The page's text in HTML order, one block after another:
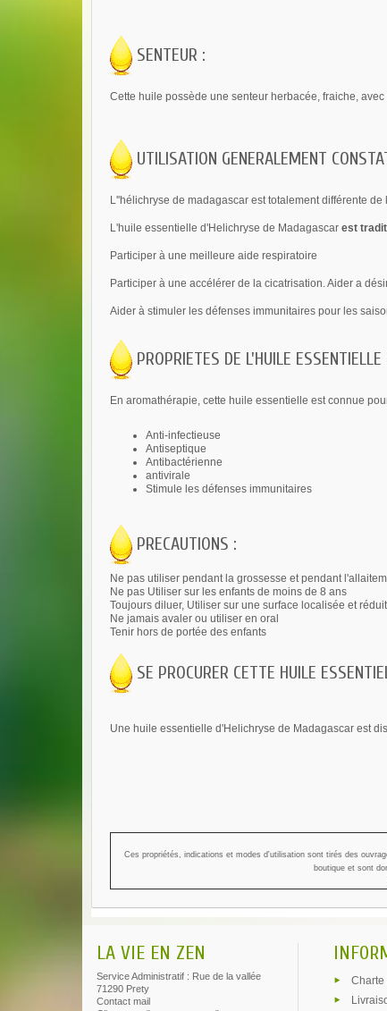
SENTEUR :
Cette huile possède une senteur herbacée, fraiche,
UTILISATION GENERALEMENT
L''hélichryse de madagascar est totalement différente
L'huile essentielle d'Helichryse de Madagascar est
Participer à une meilleure aide respiratoire
Participer à une accélérer de la cicatrisation. Aider a
Aider à stimuler les défenses immunitaires pour les
PROPRIETES DE L'HUILE
En aromathérapie, cette huile essentielle est connue
Anti-infectieuse
Antiseptique
Antibactérienne
antivirale
Stimule les défenses immunitaires
PRECAUTIONS :
Ne pas utiliser pendant la grossesse et pendant
Ne pas Utiliser sur les enfants de moins de 8 ans
Toujours diluer, Utiliser sur une surface localisée et
Ne jamais avaler ou utiliser en oral
Tenir hors de portée des enfants
SE PROCURER CETTE HUILE
Une huile essentielle d'Helichryse de Madagascar est
Ces propriétés, indications et modes d'utilisation sont tirés des
boutique et sont
LA VIE EN ZEN
Service Administratif : Rue de la vallée
71290 Prety
Contact mail
Charte